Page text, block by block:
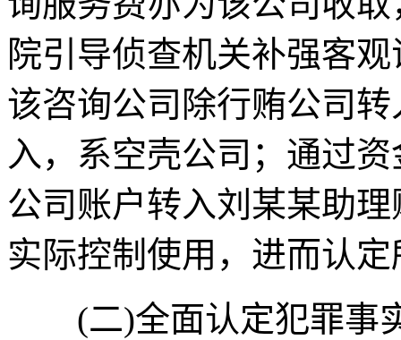
院引导侦查机关补强客
该咨询公司除行贿公司
入，系空壳公司；通过
公司账户转入刘某某助
实际控制使用，进而认
(二)全面认定犯罪事